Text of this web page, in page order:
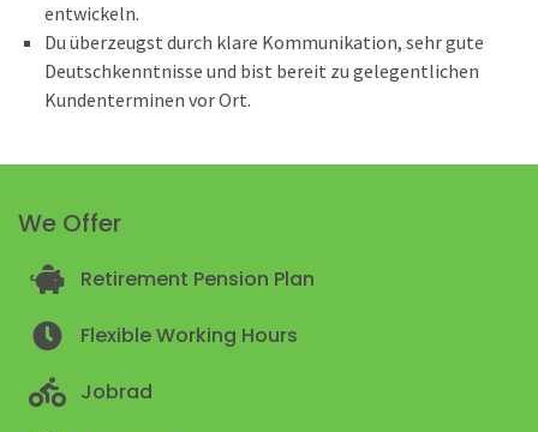
entwickeln.
Du überzeugst durch klare Kommunikation, sehr gute
Deutschkenntnisse und bist bereit zu gelegentlichen
Kundenterminen vor Ort.
We Offer
Retirement Pension Plan
Flexible Working Hours
Jobrad